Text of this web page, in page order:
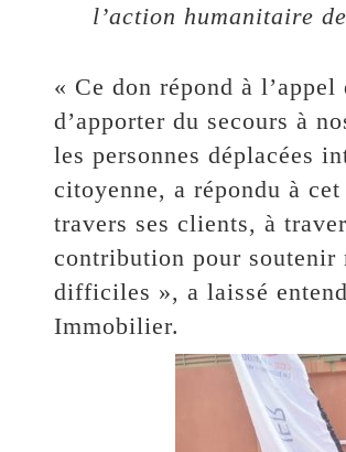
l’action humanitaire
« Ce don répond à
d’apporter du secours à
les personnes déplacées
citoyenne, a répondu à
travers ses clients, à
contribution pour soutenir
difficiles », a laissé
Immobilier.